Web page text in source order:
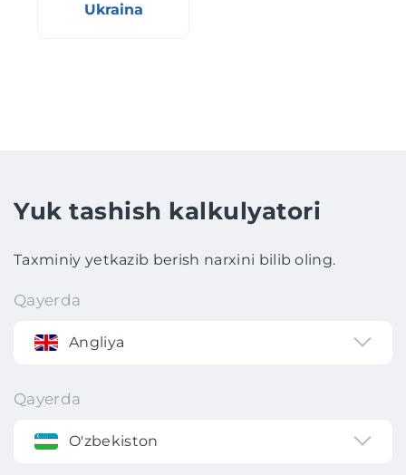
Ukraina
Yuk tashish kalkulyatori
Taxminiy yetkazib berish narxini bilib oling.
Qayerda
Angliya
Qayerda
O'zbekiston